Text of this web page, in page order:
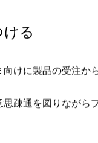
る
けに製品の受注か
疎通を図りながら